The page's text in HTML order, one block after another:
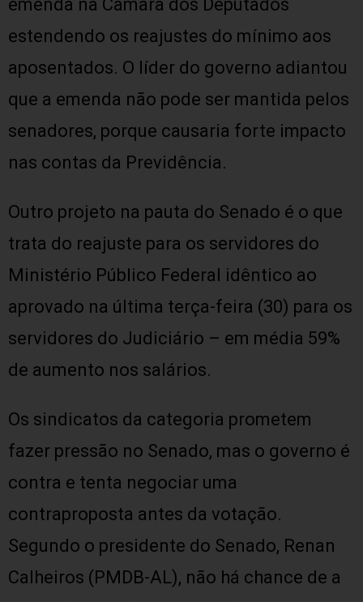
emenda na Câmara dos Deputados
estendendo os reajustes do mínimo aos
aposentados. O líder do governo adiantou
que a emenda não pode ser mantida pelos
senadores, porque causaria forte impacto
nas contas da Previdência.
Outro projeto na pauta do Senado é o que
trata do reajuste para os servidores do
Ministério Público Federal idêntico ao
aprovado na última terça-feira (30) para os
servidores do Judiciário – em média 59%
de aumento nos salários.
Os sindicatos da categoria prometem
fazer pressão no Senado, mas o governo é
contra e tenta negociar uma
contraproposta antes da votação.
Segundo o presidente do Senado, Renan
Calheiros (PMDB-AL), não há chance de a